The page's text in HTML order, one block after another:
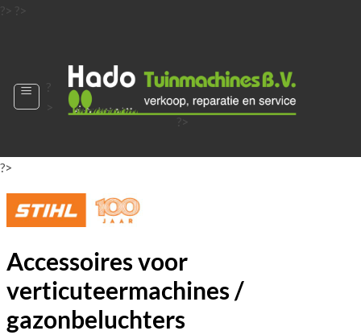
?> ?>
?>
?
?>
Accessoires voor
verticuteermachines /
gazonbeluchters